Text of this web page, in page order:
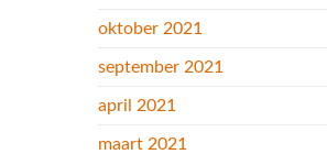
oktober 2021
september 2021
april 2021
maart 2021